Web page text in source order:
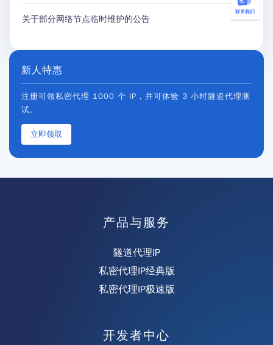
关于部分网络节点临时维护的公告
新人特惠
注册可领私密代理 1000 个 IP，并可体验 3 小时隧道代理测
试。
立即领取
产品与服务
隧道代理IP
私密代理IP经典版
私密代理IP极速版
开发者中心